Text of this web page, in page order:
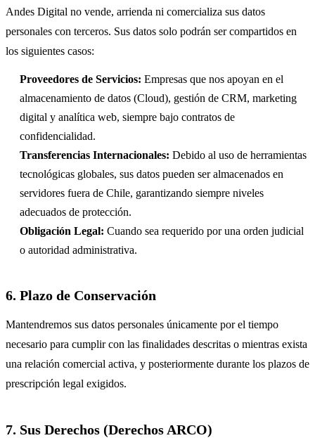
Andes Digital no vende, arrienda ni comercializa sus datos
personales con terceros. Sus datos solo podrán ser compartidos en
los siguientes casos:
Proveedores de Servicios: Empresas que nos apoyan en el
almacenamiento de datos (Cloud), gestión de CRM, marketing
digital y analítica web, siempre bajo contratos de
confidencialidad.
Transferencias Internacionales: Debido al uso de herramientas
tecnológicas globales, sus datos pueden ser almacenados en
servidores fuera de Chile, garantizando siempre niveles
adecuados de protección.
Obligación Legal: Cuando sea requerido por una orden judicial
o autoridad administrativa.
6. Plazo de Conservación
Mantendremos sus datos personales únicamente por el tiempo
necesario para cumplir con las finalidades descritas o mientras exista
una relación comercial activa, y posteriormente durante los plazos de
prescripción legal exigidos.
7. Sus Derechos (Derechos ARCO)